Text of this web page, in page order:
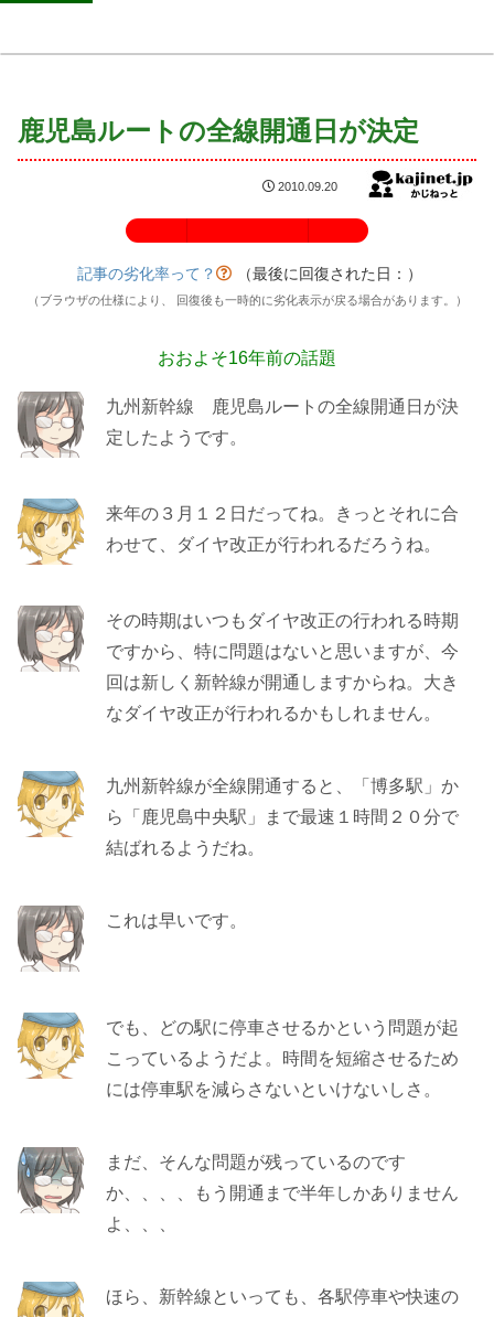
鹿児島ルートの全線開通日が決定
2010.09.20
記事の劣化率って？ （最後に回復された日： ）
（ブラウザの仕様により、 回復後も一時的に劣化表示が戻る場合があります。）
おおよそ16年前の話題
九州新幹線 鹿児島ルートの全線開通日が決
定したようです。
来年の３月１２日だってね。きっとそれに合
わせて、ダイヤ改正が行われるだろうね。
その時期はいつもダイヤ改正の行われる時期
ですから、特に問題はないと思いますが、今
回は新しく新幹線が開通しますからね。大き
なダイヤ改正が行われるかもしれません。
九州新幹線が全線開通すると、「博多駅」か
ら「鹿児島中央駅」まで最速１時間２０分で
結ばれるようだね。
これは早いです。
でも、どの駅に停車させるかという問題が起
こっているようだよ。時間を短縮させるため
には停車駅を減らさないといけないしさ。
まだ、そんな問題が残っているのです
か、、、、もう開通まで半年しかありません
よ、、、
ほら、新幹線といっても、各駅停車や快速の